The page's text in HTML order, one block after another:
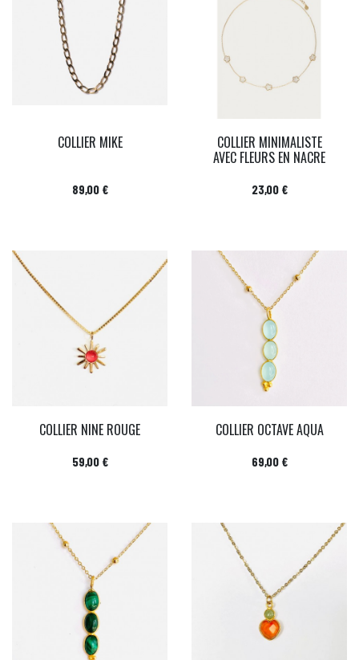
COLLIER MIKE
Prix
89,00 €
COLLIER MINIMALISTE
AVEC FLEURS EN NACRE
Prix
23,00 €
COLLIER NINE ROUGE
Prix
59,00 €
COLLIER OCTAVE AQUA
Prix
69,00 €